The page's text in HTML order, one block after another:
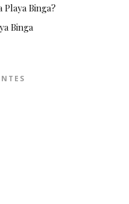
Playa Binga?
Binga